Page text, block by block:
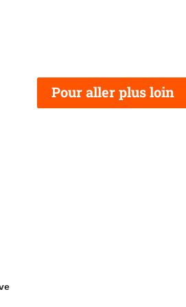
Pour aller plus loin